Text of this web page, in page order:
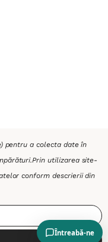
pentru a colecta date în
Prin utilizarea site-
conform descrierii din